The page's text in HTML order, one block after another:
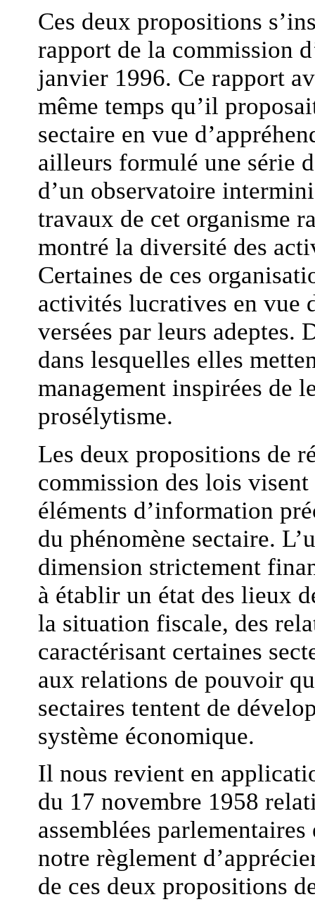
Ces deux propositions
rapport de la commission
janvier 1996. Ce rapport
même temps qu’il
sectaire en vue
ailleurs formulé une série
d’un observatoire
travaux de cet organisme
montré la diversité des
Certaines de ces
activités lucratives en vue
versées par leurs adeptes.
dans lesquelles elles
management inspirées de
prosélytisme.
Les deux propositions de
commission des lois
éléments d’information
du phénomène sectaire.
dimension strictement
à établir un état des lieux
la situation fiscale, des
caractérisant certaines
aux relations de pouvoir
sectaires tentent de
système économique.
Il nous revient en
du 17 novembre 1958
assemblées
notre règlement
de ces deux propositions